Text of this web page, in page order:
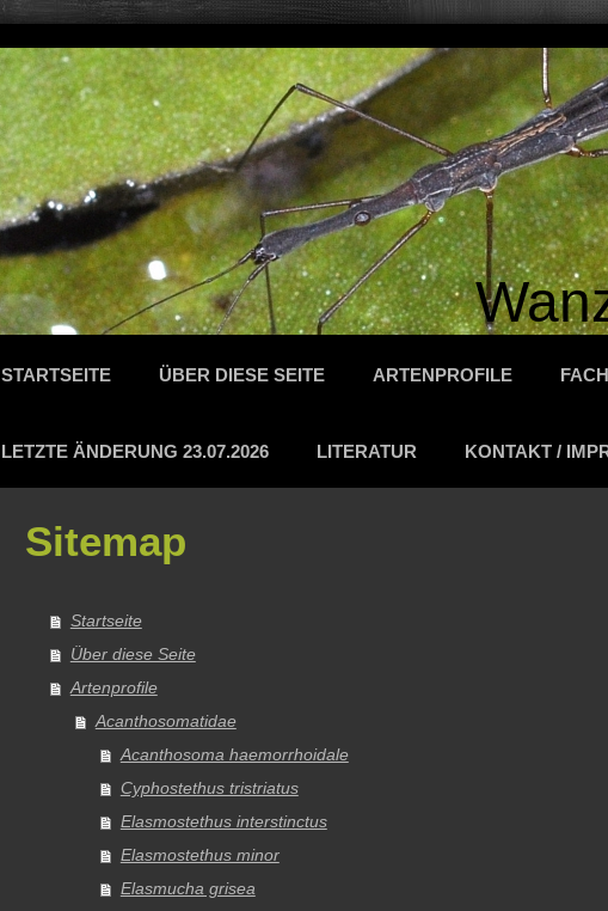
STARTSEITE ÜBER DIESE SEITE ARTENPROFILE
LETZTE ÄNDERUNG 23.07.2026 LITERATUR KONTAKT /
Sitemap
Startseite
Über diese Seite
Artenprofile
Acanthosomatidae
Acanthosoma haemorrhoidale
Cyphostethus tristriatus
Elasmostethus interstinctus
Elasmostethus minor
Elasmucha grisea